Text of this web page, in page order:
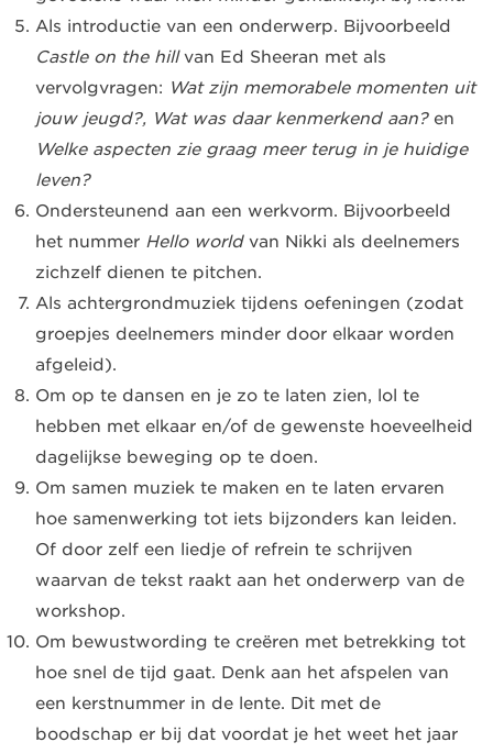
Als introductie van een onderwerp. Bijvoorbeeld
Castle on the hillvan Ed Sheeran met als
vervolgvragen: Wat zijn memorabele momenten uit
jouw jeugd?, Wat was daar kenmerkend aan? en
Welke aspecten zie graag meer terug in je huidige
leven?
Ondersteunend aan een werkvorm. Bijvoorbeeld
het nummer Hello worldvan Nikki als deelnemers
zichzelf dienen te pitchen.
Als achtergrondmuziek tijdens oefeningen (zodat
groepjes deelnemers minder door elkaar worden
afgeleid).
Om op te dansen en je zo te laten zien, lol te
hebben met elkaar en/of de gewenste hoeveelheid
dagelijkse beweging op te doen.
Om samen muziek te maken en te laten ervaren
hoe samenwerking tot iets bijzonders kan leiden.
Of door zelf een liedje of refrein te schrijven
waarvan de tekst raakt aan het onderwerp van de
workshop.
Om bewustwording te creëren met betrekking tot
hoe snel de tijd gaat. Denk aan het afspelen van
een kerstnummer in de lente. Dit met de
boodschap er bij dat voordat je het weet het jaar